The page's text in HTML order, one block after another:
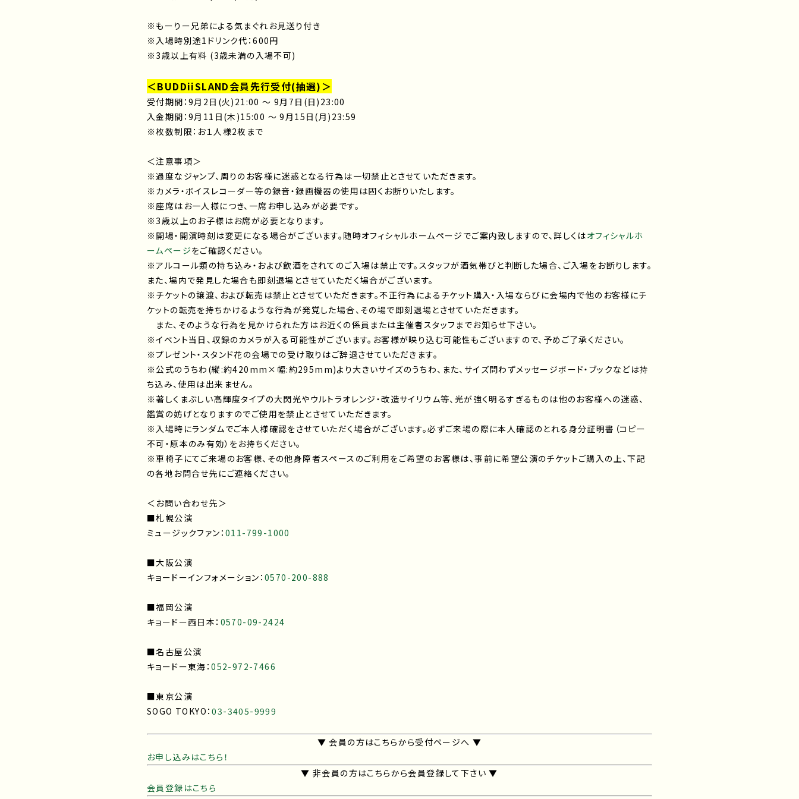
※もーりー兄弟による気まぐれお見送り付き
※入場時別途1ドリンク代：600円
※3歳以上有料 (3歳未満の入場不可)
＜BUDDiiSLAND会員先行受付(抽選)＞
受付期間：9月2日(火)21:00 ～ 9月7日(日)23:00
入金期間：9月11日(木)15:00 ～ 9月15日(月)23:59
※枚数制限：お１人様2枚まで
＜注意事項＞
※過度なジャンプ、周りのお客様に迷惑となる行為は一切禁止とさせていただきます。
※カメラ・ボイスレコーダー等の録音・録画機器の使用は固くお断りいたします。
※座席はお一人様につき、一席お申し込みが必要です。
※3歳以上のお子様はお席が必要となります。
※開場・開演時刻は変更になる場合がございます。随時オフィシャルホームページでご案内致しますので、詳しくはオフィシャルホ
ームページをご確認ください。
※アルコール類の持ち込み・および飲酒をされてのご入場は禁止です。スタッフが酒気帯びと判断した場合、ご入場をお断りします。
また、場内で発見した場合も即刻退場とさせていただく場合がございます。
※チケットの譲渡、および転売は禁止とさせていただきます。不正行為によるチケット購入・入場ならびに会場内で他のお客様にチ
ケットの転売を持ちかけるような行為が発覚した場合、その場で即刻退場とさせていただきます。
また、そのような行為を見かけられた方はお近くの係員または主催者スタッフまでお知らせ下さい。
※イベント当日、収録のカメラが入る可能性がございます。お客様が映り込む可能性もございますので、予めご了承ください。
※プレゼント・スタンド花の会場での受け取りはご辞退させていただきます。
※公式のうちわ(縦:約420mm×幅:約295mm)より大きいサイズのうちわ、また、サイズ問わずメッセージボード・ブックなどは持
ち込み、使用は出来ません。
※著しくまぶしい高輝度タイプの大閃光やウルトラオレンジ・改造サイリウム等、光が強く明るすぎるものは他のお客様への迷惑、
鑑賞の妨げとなりますのでご使用を禁止とさせていただきます。
※入場時にランダムでご本人様確認をさせていただく場合がございます。必ずご来場の際に本人確認のとれる身分証明書（コピー
不可・原本のみ有効）をお持ちください。
※車椅子にてご来場のお客様、その他身障者スペースのご利用をご希望のお客様は、事前に希望公演のチケットご購入の上、下記
の各地お問合せ先にご連絡ください。
＜お問い合わせ先＞
■札幌公演
ミュージックファン： 011-799-1000
■大阪公演
キョードーインフォメーション： 0570-200-888
■福岡公演
キョードー西日本： 0570-09-2424
■名古屋公演
キョードー東海：052-972-7466
■東京公演
SOGO TOKYO：03-3405-9999
▼ 会員の方はこちらから受付ページへ ▼
お申し込みはこちら！
▼ 非会員の方はこちらから会員登録して下さい ▼
会員登録はこちら